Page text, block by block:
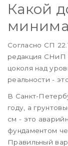
Какой
Согласно СП
редакция СНиП
цоколя над
реальности -
В Санкт-
году, а
см - это
фундаментом
Правильный